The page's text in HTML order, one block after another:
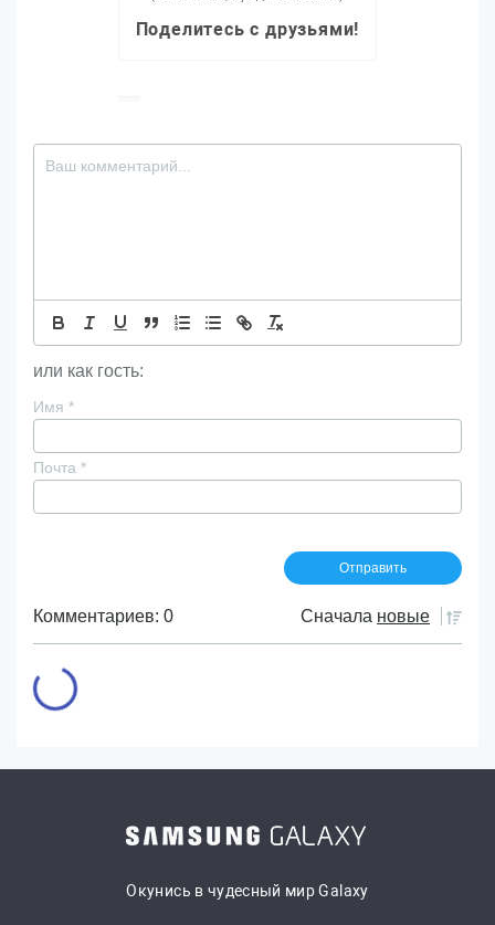
Поделитесь с друзьями!
или как гость:
Имя *
Почта *
Комментариев: 0 Сначала новые
Окунись в чудесный мир Galaxy